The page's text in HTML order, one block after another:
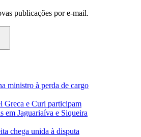
publicações por e-mail.
ministro à perda de cargo
Greca e Curi participam
em Jaguariaíva e Siqueira
chega unida à disputa